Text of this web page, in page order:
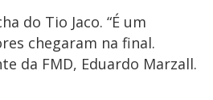
do Tio Jaco. “É um
chegaram na final.
da FMD, Eduardo Marzall.